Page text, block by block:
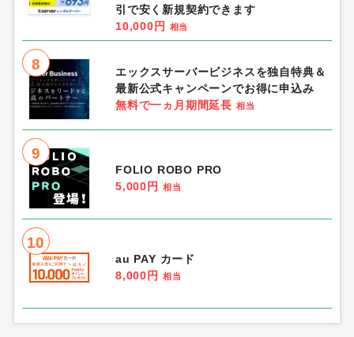
引で安く新規契約できます
10,000円
相当
8
エックスサーバービジネスを独自特典＆
最新公式キャンペーンでお得に申込み
無料で一ヵ月期間延長 相当
9
FOLIO ROBO PRO
5,000円
相当
10
au PAY カード
8,000円
相当